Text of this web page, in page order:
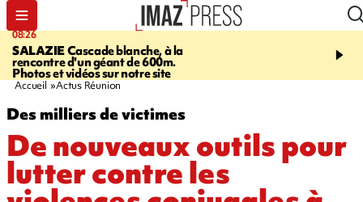
08:26
SALAZIECascade blanche, à la
rencontre d'un géant de 600m.
Photos et vidéos sur notre site
12:10
La karavane
débarque dans les
Accueil Actus Réunion
Des milliers de victimes
De nouveaux outils pour
lutter contre les